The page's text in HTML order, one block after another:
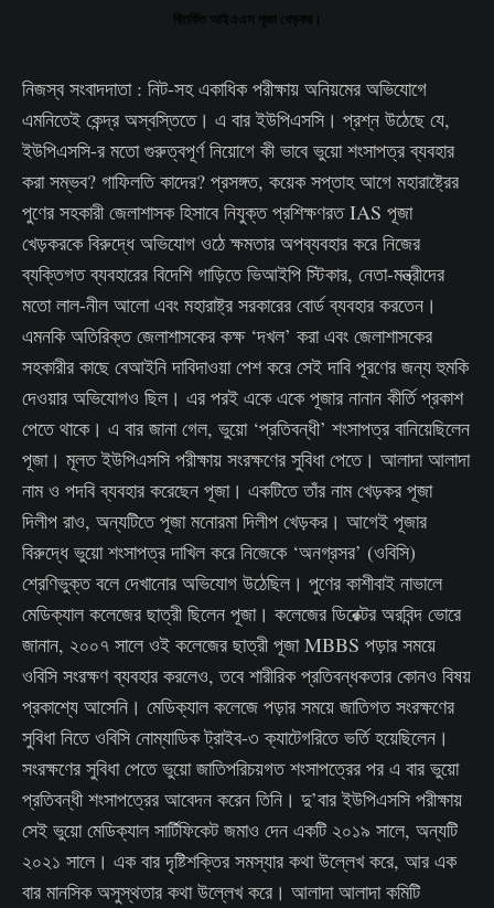
নিজস্ব সংবাদদাতা : নিট-সহ একাধিক পরীক্ষায় অনিয়মের অভিযোগে
এমনিতেই কেন্দ্র অস্বস্তিতে। এ বার ইউপিএসসি। প্রশ্ন উঠেছে যে,
ইউপিএসসি-র মতো গুরুত্বপূর্ণ নিয়োগে কী ভাবে ভুয়ো শংসাপত্র ব্যবহার
করা সম্ভব? গাফিলতি কাদের? প্রসঙ্গত, কয়েক সপ্তাহ আগে মহারাষ্ট্রের
পুণের সহকারী জেলাশাসক হিসাবে নিযুক্ত প্রশিক্ষণরত IAS পূজা
খেড়করকে বিরুদ্ধে অভিযোগ ওঠে ক্ষমতার অপব্যবহার করে নিজের
ব্যক্তিগত ব্যবহারের বিদেশি গাড়িতে ভিআইপি স্টিকার, নেতা-মন্ত্রীদের
মতো লাল-নীল আলো এবং মহারাষ্ট্র সরকারের বোর্ড ব্যবহার করতেন।
এমনকি অতিরিক্ত জেলাশাসকের কক্ষ ‘দখল’ করা এবং জেলাশাসকের
সহকারীর কাছে বেআইনি দাবিদাওয়া পেশ করে সেই দাবি পূরণের জন্য হুমকি
দেওয়ার অভিযোগও ছিল। এর পরই একে একে পূজার নানান কীর্তি প্রকাশ
পেতে থাকে। এ বার জানা গেল, ভুয়ো ‘প্রতিবন্ধী’ শংসাপত্র বানিয়েছিলেন
পূজা। মূলত ইউপিএসসি পরীক্ষায় সংরক্ষণের সুবিধা পেতে। আলাদা আলাদা
নাম ও পদবি ব্যবহার করেছেন পূজা। একটিতে তাঁর নাম খেড়কর পূজা
দিলীপ রাও, অন্যটিতে পূজা মনোরমা দিলীপ খেড়কর। আগেই পূজার
বিরুদ্ধে ভুয়ো শংসাপত্র দাখিল করে নিজেকে ‘অনগ্রসর’ (ওবিসি)
শ্রেণিভুক্ত বলে দেখানোর অভিযোগ উঠেছিল। পুণের কাশীবাই নাভালে
মেডিক্যাল কলেজের ছাত্রী ছিলেন পূজা। কলেজের ডিরেক্টর অরবিন্দ ভোরে
জানান, ২০০৭ সালে ওই কলেজের ছাত্রী পূজা MBBS পড়ার সময়ে
ওবিসি সংরক্ষণ ব্যবহার করলেও, তবে শারীরিক প্রতিবন্ধকতার কোনও বিষয়
প্রকাশ্যে আসেনি। মেডিক্যাল কলেজে পড়ার সময়ে জাতিগত সংরক্ষণের
সুবিধা নিতে ওবিসি নোম্যাডিক ট্রাইব-৩ ক্যাটেগরিতে ভর্তি হয়েছিলেন।
সংরক্ষণের সুবিধা পেতে ভুয়ো জাতিপরিচয়গত শংসাপত্রের পর এ বার ভুয়ো
প্রতিবন্ধী শংসাপত্রের আবেদন করেন তিনি। দু’বার ইউপিএসসি পরীক্ষায়
সেই ভুয়ো মেডিক্যাল সার্টিফিকেট জমাও দেন একটি ২০১৯ সালে, অন্যটি
২০২১ সালে। এক বার দৃষ্টিশক্তির সমস্যার কথা উল্লেখ করে, আর এক
বার মানসিক অসুস্থতার কথা উল্লেখ করে। আলাদা আলাদা কমিটি